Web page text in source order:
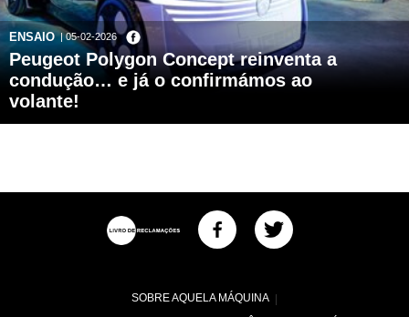
ENSAIO | 05-02-2026
Peugeot Polygon Concept reinventa a
condução… e já o confirmámos ao
volante!
SOBRE AQUELA MÁQUINA